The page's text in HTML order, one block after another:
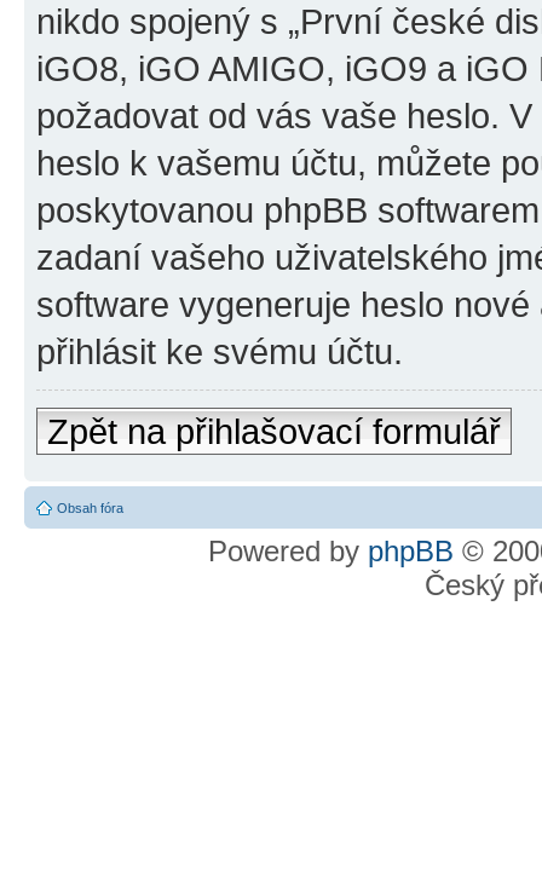
nikdo spojený s „První české
iGO8, iGO AMIGO, iGO9 a
požadovat od vás vaše heslo.
heslo k vašemu účtu, můžete
poskytovanou phpBB
zadaní vašeho uživatelského
software vygeneruje heslo
přihlásit ke svému účtu.
Zpět na přihlašovací formulář
Obsah fóra
Powered by phpBB ©
Český